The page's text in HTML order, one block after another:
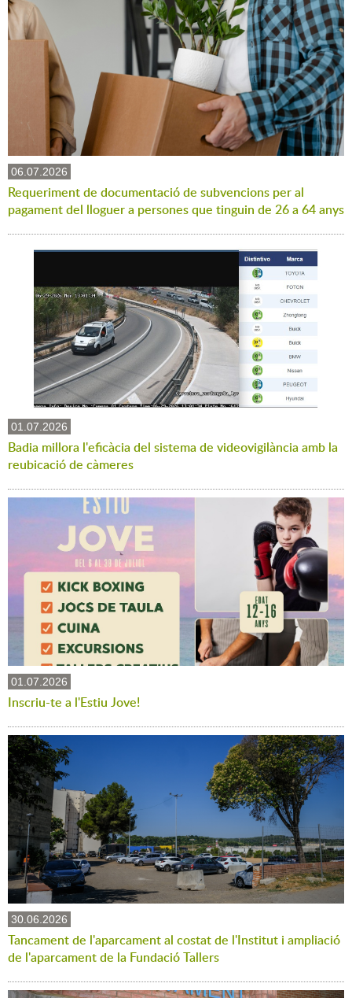
06.07.2026
Requeriment de documentació de subvencions per al
pagament del lloguer a persones que tinguin de 26 a 64 anys
01.07.2026
Badia millora l'eficàcia del sistema de videovigilància amb la
reubicació de càmeres
01.07.2026
Inscriu-te a l'Estiu Jove!
30.06.2026
Tancament de l'aparcament al costat de l'Institut i ampliació
de l'aparcament de la Fundació Tallers